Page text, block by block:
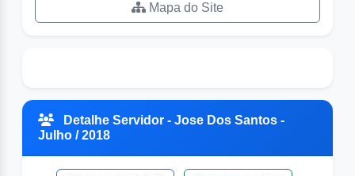
Mapa do Site
Detalhe Servidor - Jose Dos Santos -
Julho / 2018